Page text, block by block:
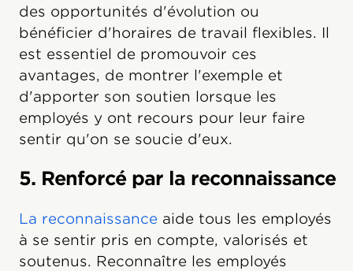
des opportunités d'évolution ou
bénéficier d'horaires de travail flexibles. Il
est essentiel de promouvoir ces
avantages, de montrer l'exemple et
d'apporter son soutien lorsque les
employés y ont recours pour leur faire
sentir qu'on se soucie d'eux.
5. Renforcé par la reconnaissance
La reconnaissance aide tous les employés
à se sentir pris en compte, valorisés et
soutenus. Reconnaître les employés